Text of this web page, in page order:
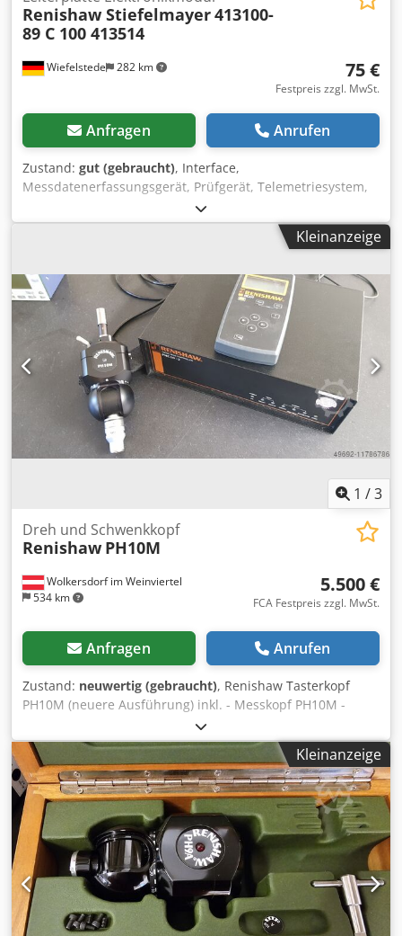
Wiefelstede 282 km
Renishaw Stiefelmayer413100-
89 C 100 413514
75 €
Festpreis zzgl. MwSt.
Anfragen Anrufen
Zustand: gut (gebraucht), Interface,
Messdatenerfassungsgerät, Prüfgerät, Telemetriesystem,
Probe Interface, Leiterplatte Elektronikmodul -Hersteller:
Stiefelmayer, Leiterplatte aus Koordinatenmessmaschiene
Stiefelmayer C 100 413514 -Typ: 413100-89 Chjdjw S E
kg
Kleinanzeige
1 /3
Wolkersdorf im Weinviertel
534 km
Dreh und Schwenkkopf
Renishaw PH10M
5.500 €
FCA Festpreis zzgl. MwSt.
Anfragen Anrufen
Zustand: neuwertig (gebraucht), Renishaw Tasterkopf
PH10M (neuere Ausführung) inkl. - Messkopf PH10M -
Steuerung PHC10-2 - Handbedieneinheit HCU1 - auf
Wunsch PAA1 oder andere Chjdsni Avcspfx Acfoa Optional:
Messtaster TP 2, 20, 200, TP7 oder SP25M (SP600)Kleinanzeige